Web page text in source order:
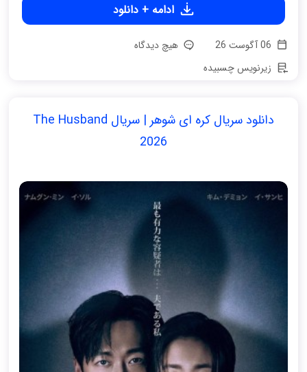
ادامه + دانلود
هیچ دیدگاه
زیرنویس چسبیده
دانلود سریال کره ای شوهر | سریال The Husband
2026